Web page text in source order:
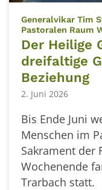
Generalvikar Tim
Pastoralen Raum
Der Heilige
dreifaltige
Beziehung
2. Juni 2026
Bis Ende Juni
Menschen im
Sakrament der
Wochenende
Trarbach statt.